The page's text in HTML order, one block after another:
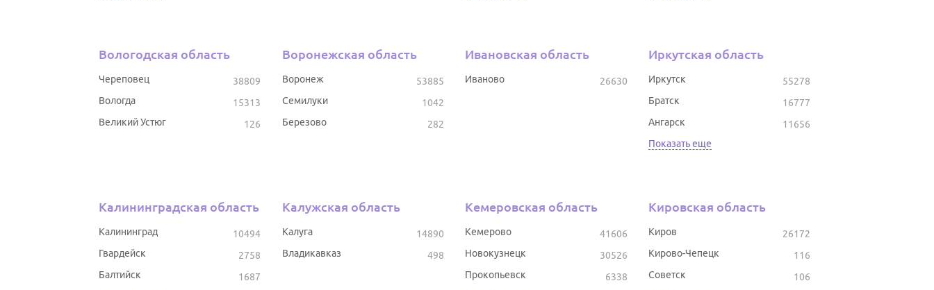
Вологодская область
38809
Череповец
15313
Вологда
126
Великий Устюг
Воронежская область
53885
Воронеж
1042
Семилуки
282
Березово
Ивановская область
26630
Иваново
Иркутская область
55278
Иркутск
16777
Братск
11656
Ангарск
Показать еще
Калининградская область
10494
Калининград
2758
Гвардейск
1687
Балтийск
Калужская область
14890
Калуга
498
Владикавказ
Кемеровская область
41606
Кемерово
30526
Новокузнецк
6338
Прокопьевск
Кировская область
26172
Киров
116
Кирово-Чепецк
106
Советск